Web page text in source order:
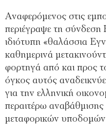
Αναφερόμενος στις
περιέγραψε τη σύνδεση
ιδιότυπη «θαλάσσια
καθημερινά
φορτηγά από και προς
όγκος αυτός
για την ελληνική
περαιτέρω αναβάθμισης
μεταφορικών υποδομών